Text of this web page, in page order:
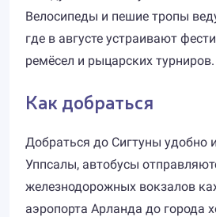
Велосипеды и пешие тропы
где в августе устраивают
ремёсел и рыцарских турниров.
Как добраться
Добраться до Сигтуны удобно
Уппсалы, автобусы
железнодорожных вокзалов
аэропорта Арланда до города